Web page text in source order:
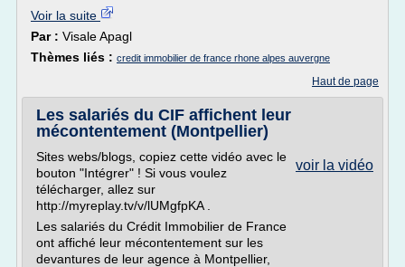
Voir la suite
Par : Visale Apagl
Thèmes liés : credit immobilier de france rhone alpes auvergne
Haut de page
Les salariés du CIF affichent leur
mécontentement (Montpellier)
voir la vidéo
Sites webs/blogs, copiez cette vidéo avec le
bouton "Intégrer" ! Si vous voulez
télécharger, allez sur
http://myreplay.tv/v/lUMgfpKA .
Les salariés du Crédit Immobilier de France
ont affiché leur mécontentement sur les
devantures de leur agence à Montpellier,